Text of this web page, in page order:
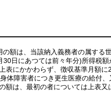
額は、当該納入義務者の属する
30日にあつては前々年分)所得税
表にかかわらず、徴収基準月額に
障害者につき更生医療の給付
額は、最初の者については上表